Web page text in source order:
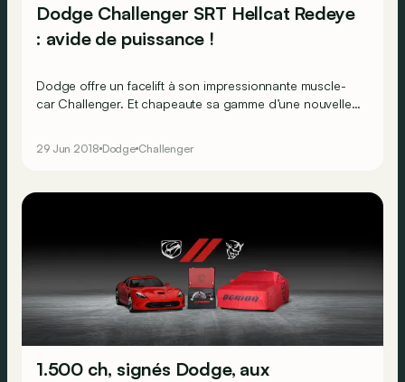
Dodge Challenger SRT Hellcat Redeye
: avide de puissance !
Dodge offre un facelift à son impressionnante muscle-
car Challenger. Et chapeaute sa gamme d’une nouvelle
800 ch&nbsp;!
29 Jun 2018 Dodge Challenger
1.500 ch, signés Dodge, aux